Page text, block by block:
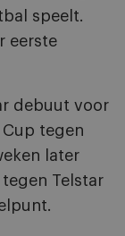
speelt.
eerste
debuut voor
Cup tegen
later
Telstar